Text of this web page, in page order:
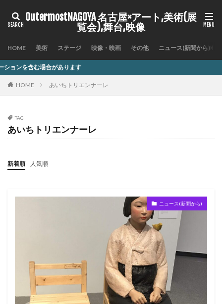
OutermostNAGOYA 名古屋×アート,美術(展
覧会),舞台,映像
HOME 美術 ステージ 映像・映画 その他 ニュース(新聞から)
す
HOME あいちトリエンナーレ
TAG
あいちトリエンナーレ
新着順 人気順
ニュース(新聞から)